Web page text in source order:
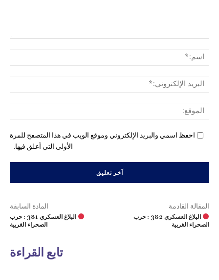
احفظ اسمي والبريد الإلكتروني وموقع الويب في هذا المتصفح للمرة
الأولى التي أعلق فيها.
المادة السابقة
البلاغ العسكري 381 : حرب
الصحراء الغربية
المقالة القادمة
البلاغ العسكري 382 : حرب
الصحراء الغربية
تابع القراءة